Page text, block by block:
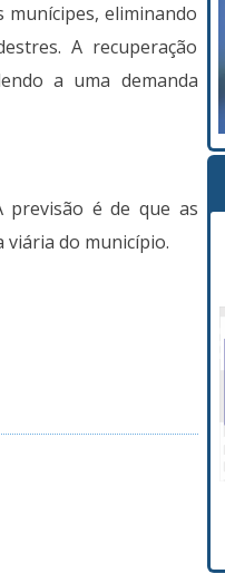
eliminando
A recuperação
a uma demanda
previsão é de que as
viária do município.